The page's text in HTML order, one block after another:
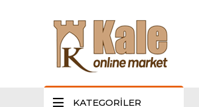
KATEGORİLER